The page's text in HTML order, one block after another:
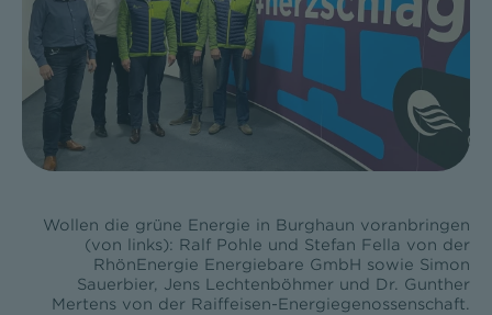
Wollen die grüne Energie in Burghaun voranbringen
(von links): Ralf Pohle und Stefan Fella von der
RhönEnergie Energiebare GmbH sowie Simon
Sauerbier, Jens Lechtenböhmer und Dr. Gunther
Mertens von der Raiffeisen-Energiegenossenschaft.